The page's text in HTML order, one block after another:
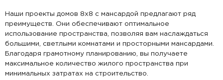
Наши проекты домов 8x8 с мансардой предлагают ряд
преимуществ. Они обеспечивают оптимальное
использование пространства, позволяя вам наслаждаться
большими, светлыми комнатами и просторными мансардами.
Благодаря грамотному планированию, вы получаете
максимальное количество жилого пространства при
минимальных затратах на строительство.